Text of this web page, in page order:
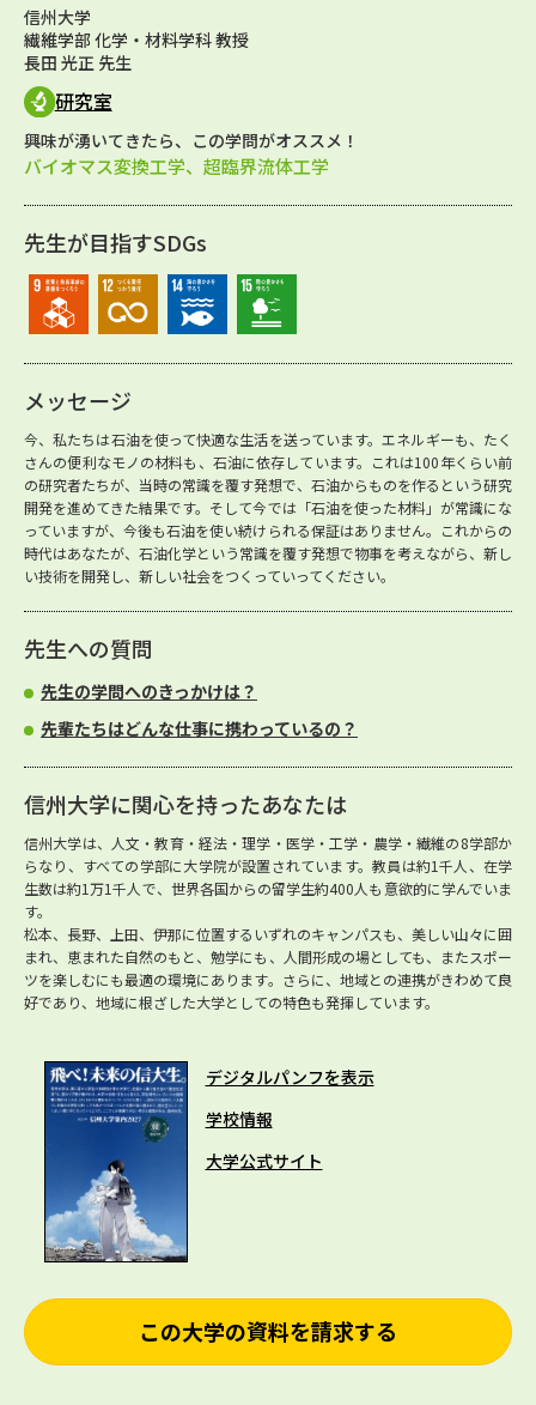
信州大学
繊維学部 化学・材料学科 教授
長田 光正 先生
研究室
興味が湧いてきたら、この学問がオススメ！
バイオマス変換工学、超臨界流体工学
先生が目指すSDGs
メッセージ
今、私たちは石油を使って快適な生活を送っています。エネルギーも、たく
さんの便利なモノの材料も、石油に依存しています。これは100年くらい前
の研究者たちが、当時の常識を覆す発想で、石油からものを作るという研究
開発を進めてきた結果です。そして今では「石油を使った材料」が常識にな
っていますが、今後も石油を使い続けられる保証はありません。これからの
時代はあなたが、石油化学という常識を覆す発想で物事を考えながら、新し
い技術を開発し、新しい社会をつくっていってください。
先生への質問
先生の学問へのきっかけは？
先輩たちはどんな仕事に携わっているの？
信州大学に関心を持ったあなたは
信州大学は、人文・教育・経法・理学・医学・工学・農学・繊維の8学部か
らなり、すべての学部に大学院が設置されています。教員は約1千人、在学
生数は約1万1千人で、世界各国からの留学生約400人も意欲的に学んでいま
す。
松本、長野、上田、伊那に位置するいずれのキャンパスも、美しい山々に囲
まれ、恵まれた自然のもと、勉学にも、人間形成の場としても、またスポー
ツを楽しむにも最適の環境にあります。さらに、地域との連携がきわめて良
好であり、地域に根ざした大学としての特色も発揮しています。
デジタルパンフを表示
学校情報
大学公式サイト
この大学の資料を請求する